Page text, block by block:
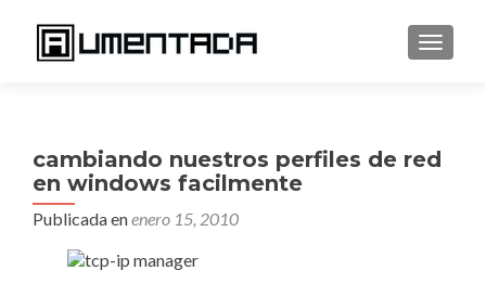
cambiando nuestros perfiles de red
en windows facilmente
Publicada enenero 15, 2010